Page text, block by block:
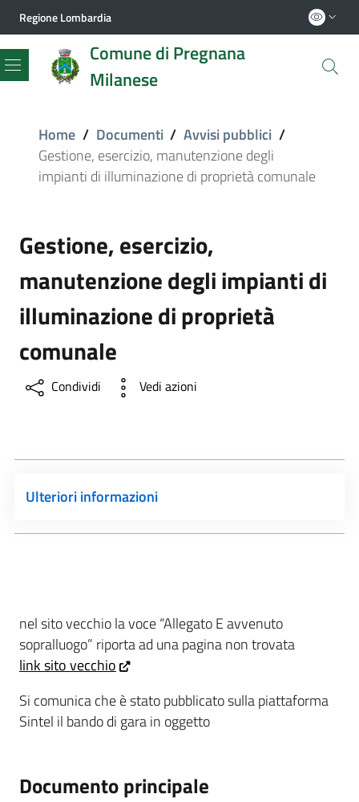
Regione Lombardia
Comune di Pregnana
Milanese
Menu
Home / Documenti / Avvisi pubblici /
Gestione, esercizio, manutenzione degli
impianti di illuminazione di proprietà comunale
Gestione, esercizio,
manutenzione degli impianti di
illuminazione di proprietà
comunale
Condividi Vedi azioni
Ulteriori informazioni
nel sito vecchio la voce “Allegato E avvenuto
sopralluogo” riporta ad una pagina non trovata
link sito vecchio
Si comunica che è stato pubblicato sulla piattaforma
Sintel il bando di gara in oggetto
Documento principale